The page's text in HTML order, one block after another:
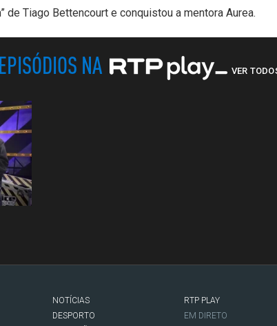
de Tiago Bettencourt e conquistou a mentora Aurea.
NA VER
NOTÍCIAS
DESPORTO
RTP PLAY
EM DIRETO